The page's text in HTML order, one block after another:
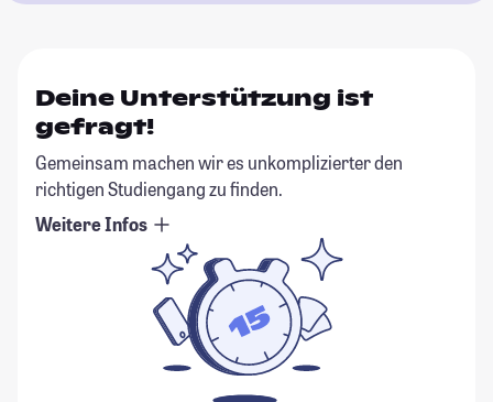
Deine Unterstützung ist
gefragt!
Gemeinsam machen wir es unkomplizierter den
richtigen Studiengang zu finden.
Weitere Infos